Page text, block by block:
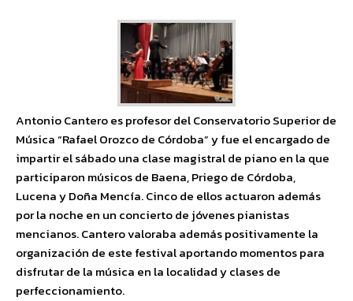
Antonio Cantero es profesor del Conservatorio Superior de
Música “Rafael Orozco de Córdoba” y fue el encargado de
impartir el sábado una clase magistral de piano en la que
participaron músicos de Baena, Priego de Córdoba,
Lucena y Doña Mencía. Cinco de ellos actuaron además
por la noche en un concierto de jóvenes pianistas
mencianos. Cantero valoraba además positivamente la
organización de este festival aportando momentos para
disfrutar de la música en la localidad y clases de
perfeccionamiento.